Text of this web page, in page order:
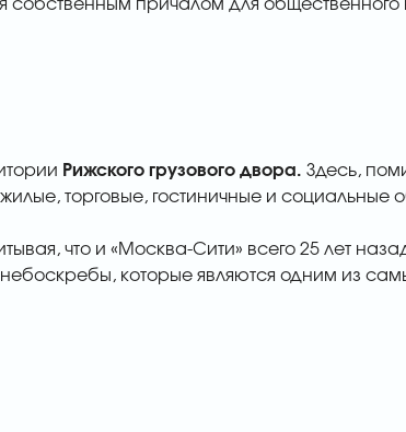
собственным причалом для общественного
Рижского грузового двора. Здесь,
торговые, гостиничные и социальные
что и «Москва-Сити» всего 25 лет
которые являются одним из